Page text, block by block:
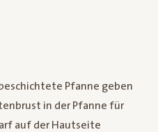
Pfanne geben
in der Pfanne für
auf der Hautseite